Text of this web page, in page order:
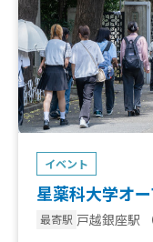
イベント
星薬科大学オ
最寄駅 戸越銀座駅